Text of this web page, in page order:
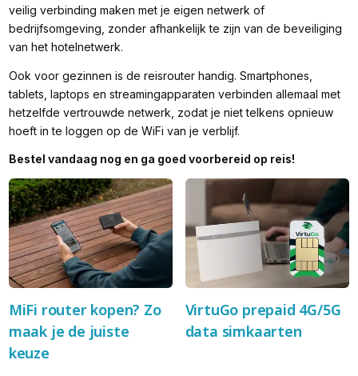
veilig verbinding maken met je eigen netwerk of
bedrijfsomgeving, zonder afhankelijk te zijn van de beveiliging
van het hotelnetwerk.
Ook voor gezinnen is de reisrouter handig. Smartphones,
tablets, laptops en streamingapparaten verbinden allemaal met
hetzelfde vertrouwde netwerk, zodat je niet telkens opnieuw
hoeft in te loggen op de WiFi van je verblijf.
Bestel vandaag nog en ga goed voorbereid op reis!
MiFi router kopen? Zo
maak je de juiste
keuze
VirtuGo prepaid 4G/5G
data simkaarten